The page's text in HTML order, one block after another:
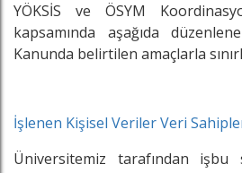
YÖKSİS ve ÖSYM
kapsamında aşağıda
Kanunda belirtilen amaçlarla
İşlenen Kişisel Veriler Veri
Üniversitemiz tarafından